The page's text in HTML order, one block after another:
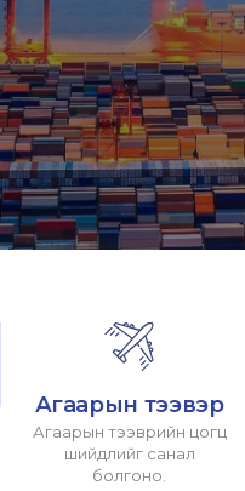
Агаарын тээвэр
Агаарын тээврийн цогц
шийдлийг санал
болгоно.